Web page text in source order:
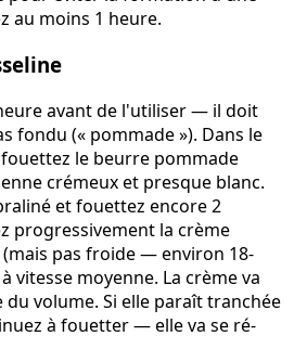
au moins 1 heure.
avant de l'utiliser — il doit
fondu (« pommade »). Dans le
le beurre pommade
crémeux et presque blanc.
et fouettez encore 2
progressivement la crème
pas froide — environ 18-
vitesse moyenne. La crème va
volume. Si elle paraît tranchée
à fouetter — elle va se ré-